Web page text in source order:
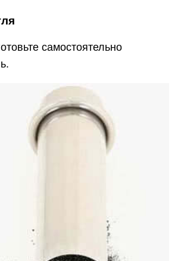
самостоятельно